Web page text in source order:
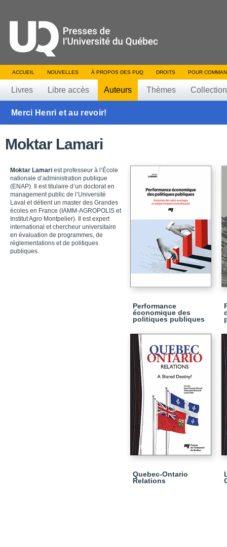
ACCUEIL NOUVELLES À PROPOS DES PUQ DROITS POUR
Livres Libre accès Auteurs Thèmes
Merci Henri et au revoir!
Moktar Lamari
Moktar Lamari est professeur à l’École
nationale d’administration publique
(ENAP). Il est titulaire d’un doctorat en
management public de l’Université
Laval et détient un master des Grandes
écoles en France (IAMM-AGROPOLIS et
Institut Agro Montpelier). Il est expert
international et chercheur universitaire
en évaluation de programmes, de
réglementations et de politiques
publiques.
Performance
économique des
politiques publiques
Quebec-Ontario
Relations